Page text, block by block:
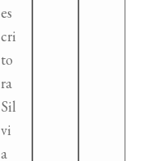
es
cri
to
ra
Sil
vi
a